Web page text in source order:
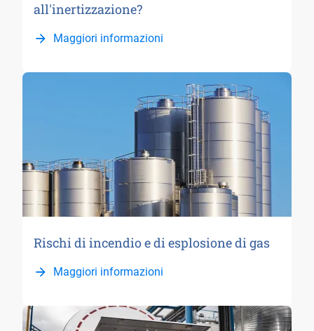
all'inertizzazione?
Maggiori informazioni
Rischi di incendio e di esplosione di gas
Maggiori informazioni